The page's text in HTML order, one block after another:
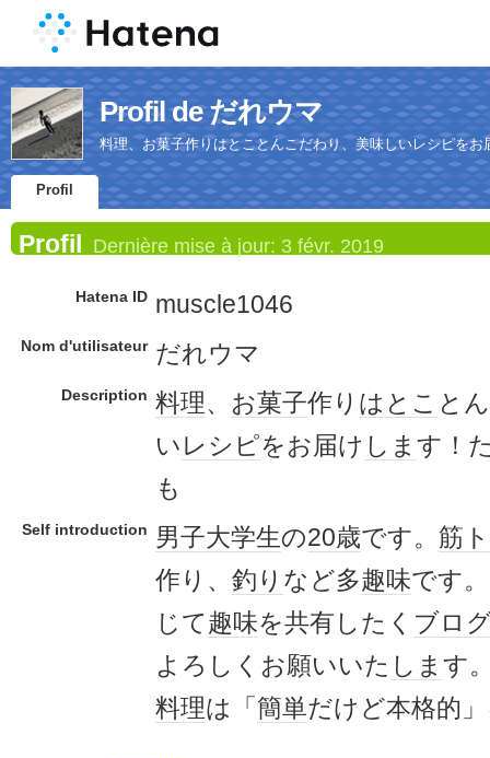
Profil de だれウマ
料理、お菓子作りはとことんこだわり、美味しいレシピを
Profil
Profil Dernière mise à jour: 3 févr. 2019
Hatena ID muscle1046
Nom d'utilisateur だれウマ
Description 料理、 お菓子作り はとこ と
いレシピをお届け しま す！
も
Self introduction 男子大学生の20歳です。 筋
作り、 釣り など多趣味です
じて趣味を共有したく ブロ
よろしくお願いいた しま す
料理は「 簡単だけど本格的